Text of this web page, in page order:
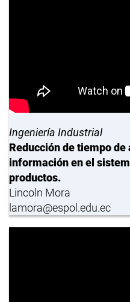
Ingeniería Industrial
Reducción de tiempo
información en el
productos.
Lincoln Mora
lamora@espol.edu.ec